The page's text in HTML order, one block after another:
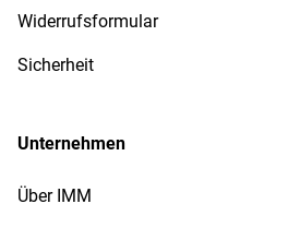
Widerrufsformular
Sicherheit
Unternehmen
Über IMM